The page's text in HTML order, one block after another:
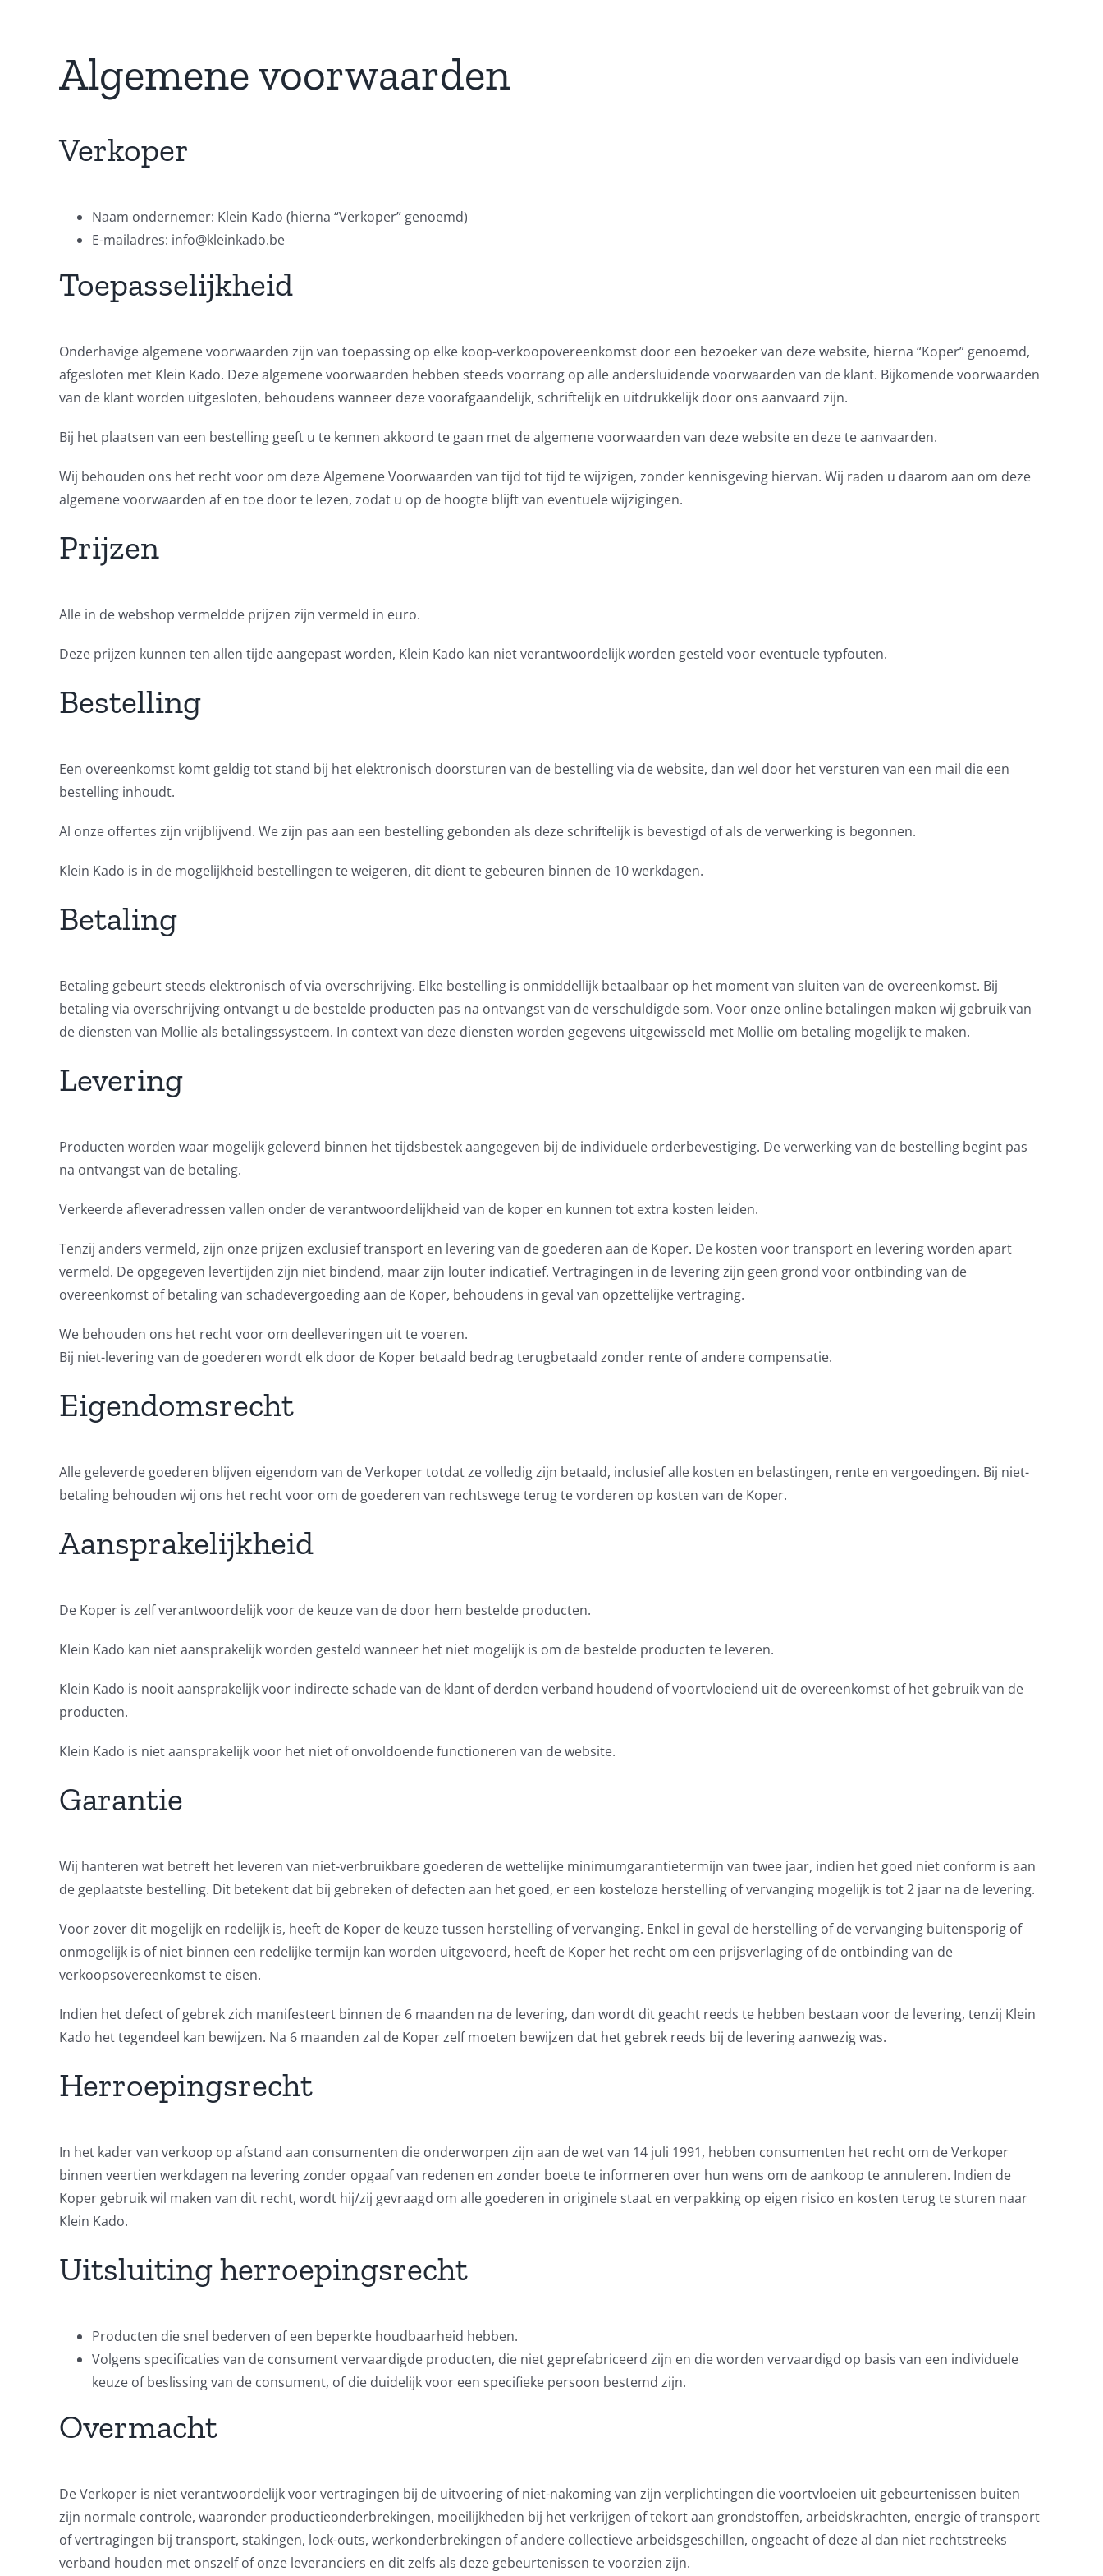
Algemene voorwaarden
Verkoper
Naam ondernemer: Klein Kado (hierna “Verkoper” genoemd)
E-mailadres: info@kleinkado.be
Toepasselijkheid
Onderhavige algemene voorwaarden zijn van toepassing op elke koop-verkoopovereenkomst door een bezoeker van deze website, hierna “Koper” genoemd,
afgesloten met Klein Kado. Deze algemene voorwaarden hebben steeds voorrang op alle andersluidende voorwaarden van de klant. Bijkomende voorwaarden
van de klant worden uitgesloten, behoudens wanneer deze voorafgaandelijk, schriftelijk en uitdrukkelijk door ons aanvaard zijn.
Bij het plaatsen van een bestelling geeft u te kennen akkoord te gaan met de algemene voorwaarden van deze website en deze te aanvaarden.
Wij behouden ons het recht voor om deze Algemene Voorwaarden van tijd tot tijd te wijzigen, zonder kennisgeving hiervan. Wij raden u daarom aan om deze
algemene voorwaarden af en toe door te lezen, zodat u op de hoogte blijft van eventuele wijzigingen.
Prijzen
Alle in de webshop vermeldde prijzen zijn vermeld in euro.
Deze prijzen kunnen ten allen tijde aangepast worden, Klein Kado kan niet verantwoordelijk worden gesteld voor eventuele typfouten.
Bestelling
Een overeenkomst komt geldig tot stand bij het elektronisch doorsturen van de bestelling via de website, dan wel door het versturen van een mail die een
bestelling inhoudt.
Al onze offertes zijn vrijblijvend. We zijn pas aan een bestelling gebonden als deze schriftelijk is bevestigd of als de verwerking is begonnen.
Klein Kado is in de mogelijkheid bestellingen te weigeren, dit dient te gebeuren binnen de 10 werkdagen.
Betaling
Betaling gebeurt steeds elektronisch of via overschrijving. Elke bestelling is onmiddellijk betaalbaar op het moment van sluiten van de overeenkomst. Bij
betaling via overschrijving ontvangt u de bestelde producten pas na ontvangst van de verschuldigde som. Voor onze online betalingen maken wij gebruik van
de diensten van Mollie als betalingssysteem. In context van deze diensten worden gegevens uitgewisseld met Mollie om betaling mogelijk te maken.
Levering
Producten worden waar mogelijk geleverd binnen het tijdsbestek aangegeven bij de individuele orderbevestiging. De verwerking van de bestelling begint pas
na ontvangst van de betaling.
Verkeerde afleveradressen vallen onder de verantwoordelijkheid van de koper en kunnen tot extra kosten leiden.
Tenzij anders vermeld, zijn onze prijzen exclusief transport en levering van de goederen aan de Koper. De kosten voor transport en levering worden apart
vermeld. De opgegeven levertijden zijn niet bindend, maar zijn louter indicatief. Vertragingen in de levering zijn geen grond voor ontbinding van de
overeenkomst of betaling van schadevergoeding aan de Koper, behoudens in geval van opzettelijke vertraging.
We behouden ons het recht voor om deelleveringen uit te voeren.
Bij niet-levering van de goederen wordt elk door de Koper betaald bedrag terugbetaald zonder rente of andere compensatie.
Eigendomsrecht
Alle geleverde goederen blijven eigendom van de Verkoper totdat ze volledig zijn betaald, inclusief alle kosten en belastingen, rente en vergoedingen. Bij niet-
betaling behouden wij ons het recht voor om de goederen van rechtswege terug te vorderen op kosten van de Koper.
Aansprakelijkheid
De Koper is zelf verantwoordelijk voor de keuze van de door hem bestelde producten.
Klein Kado kan niet aansprakelijk worden gesteld wanneer het niet mogelijk is om de bestelde producten te leveren.
Klein Kado is nooit aansprakelijk voor indirecte schade van de klant of derden verband houdend of voortvloeiend uit de overeenkomst of het gebruik van de
producten.
Klein Kado is niet aansprakelijk voor het niet of onvoldoende functioneren van de website.
Garantie
Wij hanteren wat betreft het leveren van niet-verbruikbare goederen de wettelijke minimumgarantietermijn van twee jaar, indien het goed niet conform is aan
de geplaatste bestelling. Dit betekent dat bij gebreken of defecten aan het goed, er een kosteloze herstelling of vervanging mogelijk is tot 2 jaar na de levering.
Voor zover dit mogelijk en redelijk is, heeft de Koper de keuze tussen herstelling of vervanging. Enkel in geval de herstelling of de vervanging buitensporig of
onmogelijk is of niet binnen een redelijke termijn kan worden uitgevoerd, heeft de Koper het recht om een prijsverlaging of de ontbinding van de
verkoopsovereenkomst te eisen.
Indien het defect of gebrek zich manifesteert binnen de 6 maanden na de levering, dan wordt dit geacht reeds te hebben bestaan voor de levering, tenzij Klein
Kado het tegendeel kan bewijzen. Na 6 maanden zal de Koper zelf moeten bewijzen dat het gebrek reeds bij de levering aanwezig was.
Herroepingsrecht
In het kader van verkoop op afstand aan consumenten die onderworpen zijn aan de wet van 14 juli 1991, hebben consumenten het recht om de Verkoper
binnen veertien werkdagen na levering zonder opgaaf van redenen en zonder boete te informeren over hun wens om de aankoop te annuleren. Indien de
Koper gebruik wil maken van dit recht, wordt hij/zij gevraagd om alle goederen in originele staat en verpakking op eigen risico en kosten terug te sturen naar
Klein Kado.
Uitsluiting herroepingsrecht
Producten die snel bederven of een beperkte houdbaarheid hebben.
Volgens specificaties van de consument vervaardigde producten, die niet geprefabriceerd zijn en die worden vervaardigd op basis van een individuele
keuze of beslissing van de consument, of die duidelijk voor een specifieke persoon bestemd zijn.
Overmacht
De Verkoper is niet verantwoordelijk voor vertragingen bij de uitvoering of niet-nakoming van zijn verplichtingen die voortvloeien uit gebeurtenissen buiten
zijn normale controle, waaronder productieonderbrekingen, moeilijkheden bij het verkrijgen of tekort aan grondstoffen, arbeidskrachten, energie of transport
of vertragingen bij transport, stakingen, lock-outs, werkonderbrekingen of andere collectieve arbeidsgeschillen, ongeacht of deze al dan niet rechtstreeks
verband houden met onszelf of onze leveranciers en dit zelfs als deze gebeurtenissen te voorzien zijn.